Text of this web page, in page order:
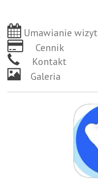
Umawianie wizyt
Cennik
Kontakt
Galeria